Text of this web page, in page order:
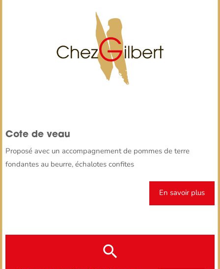
Cote de veau
Proposé avec un accompagnement de pommes de terre
fondantes au beurre, échalotes confites
En savoir plus